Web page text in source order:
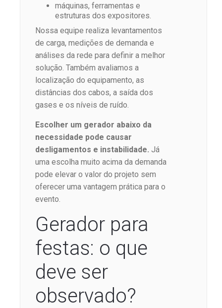
máquinas, ferramentas e
estruturas dos expositores.
Nossa equipe realiza levantamentos
de carga, medições de demanda e
análises da rede para definir a melhor
solução. Também avaliamos a
localização do equipamento, as
distâncias dos cabos, a saída dos
gases e os níveis de ruído.
Escolher um gerador abaixo da
necessidade pode causar
desligamentos e instabilidade. Já
uma escolha muito acima da demanda
pode elevar o valor do projeto sem
oferecer uma vantagem prática para o
evento.
Gerador para
festas: o que
deve ser
observado?